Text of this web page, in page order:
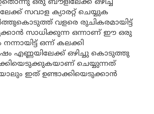
ഒരു ബൗളിലേക്ക് ഒഴിച്ച്
സവാള ക്യാരറ്റ് ചെയ്യുക
വളരെ രുചികരമായിട്ട്
സാധിക്കുന്ന ഒന്നാണ് ഈ ഒരു
ഒന്ന് കലക്കി
എണ്ണയിലേക്ക് ഒഴിച്ചു കൊടുത്തു
ചെയ്യുന്നത്
ഇത് ഉണ്ടാക്കിയെടുക്കാൻ